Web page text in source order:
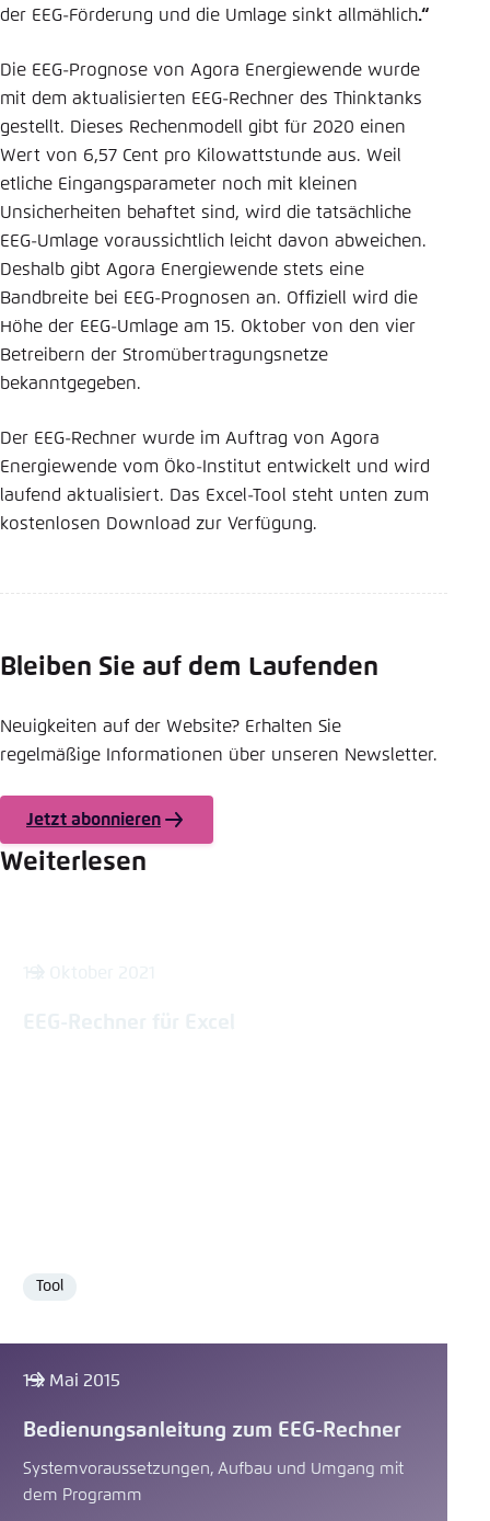
der EEG-Förderung und die Umlage sinkt allmählich.“
Die EEG-Prognose von Agora Energiewende wurde
mit dem aktualisierten EEG-Rechner des Thinktanks
gestellt. Dieses Rechenmodell gibt für 2020 einen
Wert von 6,57 Cent pro Kilowattstunde aus. Weil
etliche Eingangsparameter noch mit kleinen
Unsicherheiten behaftet sind, wird die tatsächliche
EEG-Umlage voraussichtlich leicht davon abweichen.
Deshalb gibt Agora Energiewende stets eine
Bandbreite bei EEG-Prognosen an. Offiziell wird die
Höhe der EEG-Umlage am 15. Oktober von den vier
Betreibern der Stromübertragungsnetze
bekanntgegeben.
Der EEG-Rechner wurde im Auftrag von Agora
Energiewende vom Öko-Institut entwickelt und wird
laufend aktualisiert. Das Excel-Tool steht unten zum
kostenlosen Download zur Verfügung.
Bleiben Sie auf dem Laufenden
Neuigkeiten auf der Website? Erhalten Sie
regelmäßige Informationen über unseren Newsletter.
Jetzt abonnieren
Weiterlesen
Format
Tool
19. Mai 2015
Bedienungsanleitung zum EEG-Rechner
Systemvoraussetzungen, Aufbau und Umgang mit
dem Programm